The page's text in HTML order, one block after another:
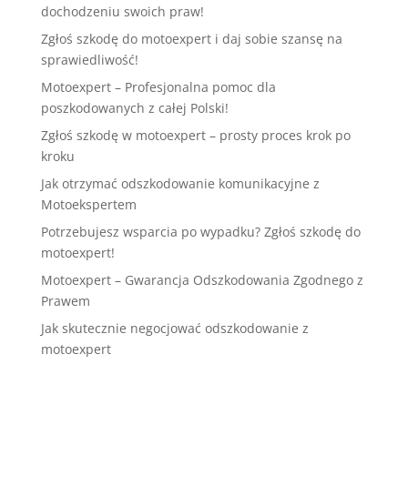
dochodzeniu swoich praw!
Zgłoś szkodę do motoexpert i daj sobie szansę na
sprawiedliwość!
Motoexpert – Profesjonalna pomoc dla
poszkodowanych z całej Polski!
Zgłoś szkodę w motoexpert – prosty proces krok po
kroku
Jak otrzymać odszkodowanie komunikacyjne z
Motoekspertem
Potrzebujesz wsparcia po wypadku? Zgłoś szkodę do
motoexpert!
Motoexpert – Gwarancja Odszkodowania Zgodnego z
Prawem
Jak skutecznie negocjować odszkodowanie z
motoexpert